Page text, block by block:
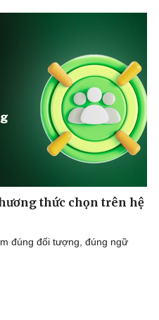
Đời sống
thức chọn trên hệ
đúng đối tượng, đúng ngữ